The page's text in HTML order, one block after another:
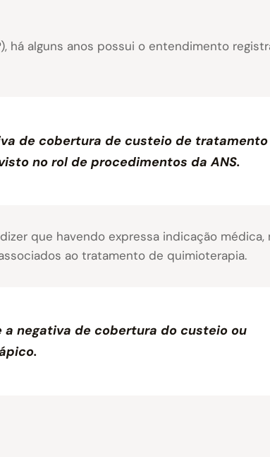
há alguns anos possui o entendimento
de cobertura de custeio de tratamento
no rol de procedimentos da ANS.
que havendo expressa indicação médica,
ao tratamento de quimioterapia.
a negativa de cobertura do custeio ou